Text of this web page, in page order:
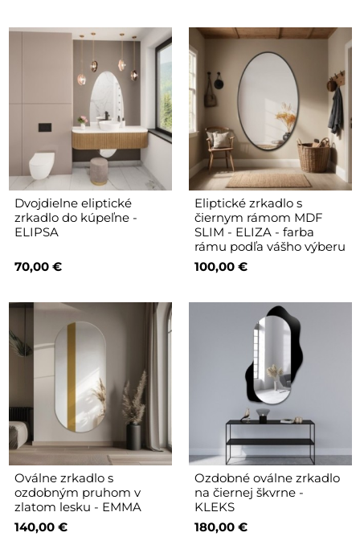
Dvojdielne eliptické
zrkadlo do kúpeľne -
ELIPSA
70,00 €
Eliptické zrkadlo s
čiernym rámom MDF
SLIM - ELIZA - farba
rámu podľa vášho výberu
100,00 €
Oválne zrkadlo s
ozdobným pruhom v
zlatom lesku - EMMA
140,00 €
Ozdobné oválne zrkadlo
na čiernej škvrne -
KLEKS
180,00 €